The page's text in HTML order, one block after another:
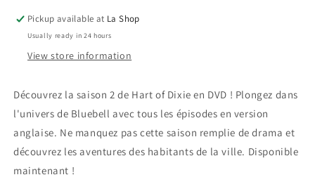
(anglais
seulement)
(anglais
seulement)
Pickup available at La Shop
Usually ready in 24 hours
View store information
Découvrez la saison 2 de Hart of Dixie en DVD ! Plongez dans
l'univers de Bluebell avec tous les épisodes en version
anglaise. Ne manquez pas cette saison remplie de drama et
découvrez les aventures des habitants de la ville. Disponible
maintenant !